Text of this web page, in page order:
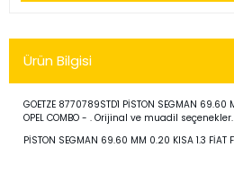
Ürün Bilgisi
GOETZE 8770789STD1 PİSTON SEGMAN 69.60
OPEL COMBO - . Orijinal ve muadil
PİSTON SEGMAN 69.60 MM 0.20 KISA 1.3 FİAT